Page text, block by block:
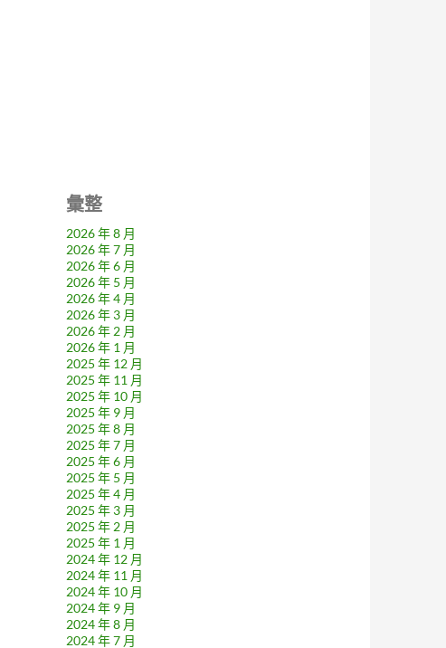
彙整
2026 年 8 月
2026 年 7 月
2026 年 6 月
2026 年 5 月
2026 年 4 月
2026 年 3 月
2026 年 2 月
2026 年 1 月
2025 年 12 月
2025 年 11 月
2025 年 10 月
2025 年 9 月
2025 年 8 月
2025 年 7 月
2025 年 6 月
2025 年 5 月
2025 年 4 月
2025 年 3 月
2025 年 2 月
2025 年 1 月
2024 年 12 月
2024 年 11 月
2024 年 10 月
2024 年 9 月
2024 年 8 月
2024 年 7 月